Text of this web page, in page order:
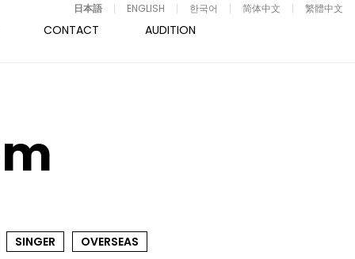
CONTACT AUDITION
ENGLISH
日本語 한국어 简体中文 繁體中文
SINGER OVERSEAS